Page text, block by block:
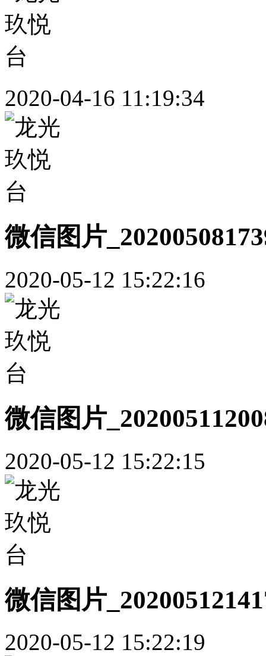
2020-04-16 11:19:34
微信图片
2020-05-12 15:22:16
微信图片
2020-05-12 15:22:15
微信图片
2020-05-12 15:22:19